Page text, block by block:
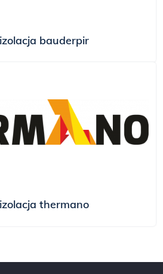
bauderpir
thermano